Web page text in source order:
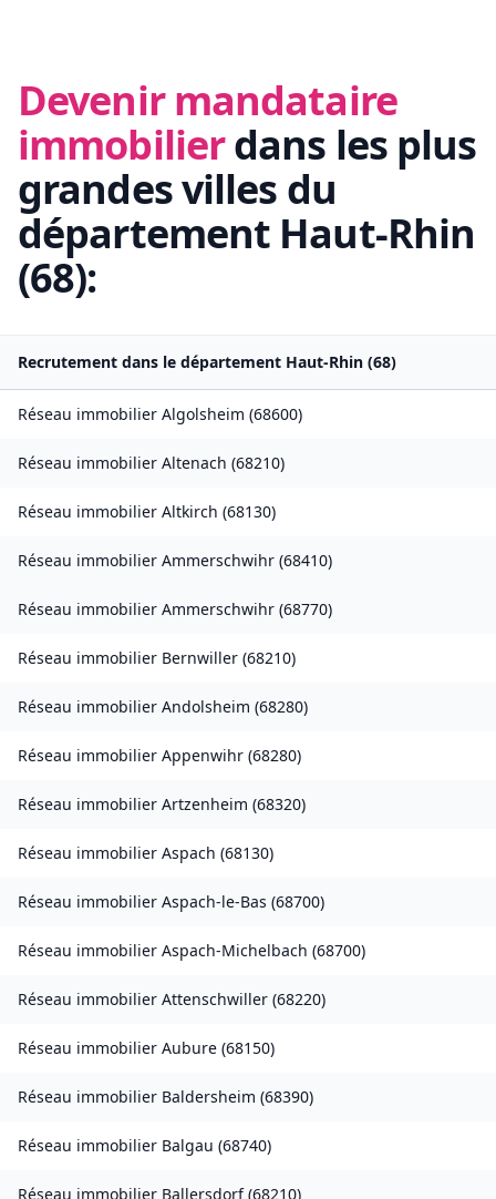
Devenir mandataire
immobilierdans les plus
grandes villes du
département Haut-Rhin
(68):
Recrutement dans le département Haut-Rhin (68)
Réseau immobilier Algolsheim (68600)
Réseau immobilier Altenach (68210)
Réseau immobilier Altkirch (68130)
Réseau immobilier Ammerschwihr (68410)
Réseau immobilier Ammerschwihr (68770)
Réseau immobilier Bernwiller (68210)
Réseau immobilier Andolsheim (68280)
Réseau immobilier Appenwihr (68280)
Réseau immobilier Artzenheim (68320)
Réseau immobilier Aspach (68130)
Réseau immobilier Aspach-le-Bas (68700)
Réseau immobilier Aspach-Michelbach (68700)
Réseau immobilier Attenschwiller (68220)
Réseau immobilier Aubure (68150)
Réseau immobilier Baldersheim (68390)
Réseau immobilier Balgau (68740)
Réseau immobilier Ballersdorf(68210)